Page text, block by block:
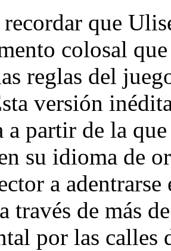
que
colosal
reglas del
versión
a partir de la
su idioma de
a
través de más
por las